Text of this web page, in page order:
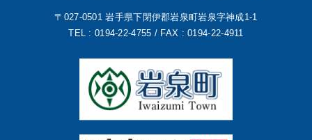
〒027-0501岩手県下閉伊郡岩泉町岩泉字神成1-1
TEL : 0194-22-4755 / FAX : 0194-22-4911